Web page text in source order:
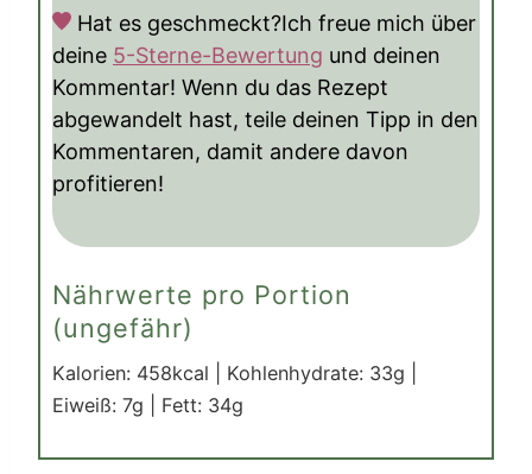
Hat es geschmeckt?Ich freue mich über
deine 5-Sterne-Bewertung und deinen
Kommentar! Wenn du das Rezept
abgewandelt hast, teile deinen Tipp in den
Kommentaren, damit andere davon
profitieren!
Nährwerte pro Portion
(ungefähr)
Kalorien: 458kcal Kohlenhydrate: 33g
Eiweiß: 7g Fett: 34g